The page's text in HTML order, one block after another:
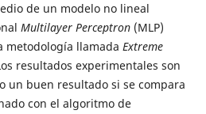
de un modelo no lineal
Multilayer Perceptron (MLP)
metodología llamada Extreme
resultados experimentales son
un buen resultado si se compara
con el algoritmo de